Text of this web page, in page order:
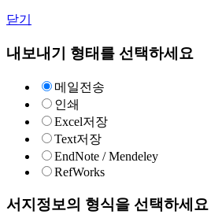
닫기
내보내기 형태를 선택하세요
메일전송
인쇄
Excel저장
Text저장
EndNote / Mendeley
RefWorks
서지정보의 형식을 선택하세요